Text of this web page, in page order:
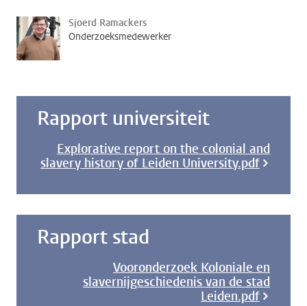
Sjoerd Ramackers
Onderzoeksmedewerker
Rapport universiteit
Explorative report on the colonial and
slavery history of Leiden University.pdf
Rapport stad
Vooronderzoek Koloniale en
slavernijgeschiedenis van de stad
Leiden.pdf